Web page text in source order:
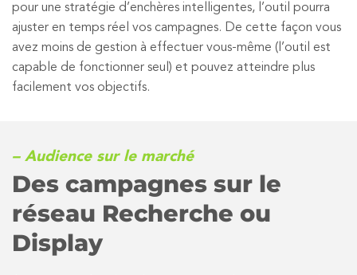
pour une stratégie d’enchères intelligentes, l’outil pourra
ajuster en temps réel vos campagnes. De cette façon vous
avez moins de gestion à effectuer vous-même (l’outil est
capable de fonctionner seul) et pouvez atteindre plus
facilement vos objectifs.
– Audience sur le marché
Des campagnes sur le
réseau Recherche ou
Display